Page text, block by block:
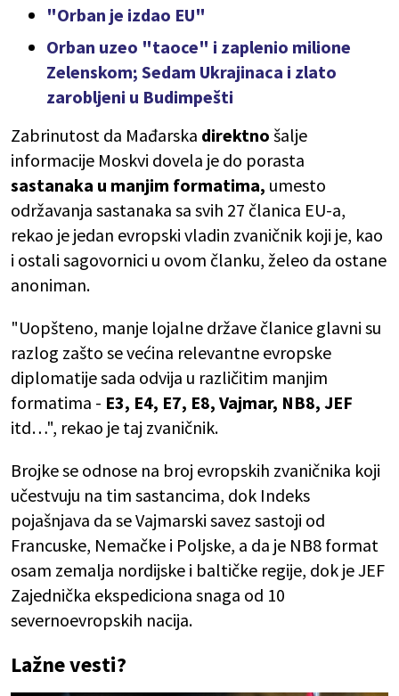
"Orban je izdao EU"
Orban uzeo "taoce" i zaplenio milione
Zelenskom; Sedam Ukrajinaca i zlato
zarobljeni u Budimpešti
Zabrinutost da Mađarska direktno šalje
informacije Moskvi dovela je do porasta
sastanaka u manjim formatima, umesto
održavanja sastanaka sa svih 27 članica EU-a,
rekao je jedan evropski vladin zvaničnik koji je, kao
i ostali sagovornici u ovom članku, želeo da ostane
anoniman.
"Uopšteno, manje lojalne države članice glavni su
razlog zašto se većina relevantne evropske
diplomatije sada odvija u različitim manjim
formatima - E3, E4, E7, E8, Vajmar, NB8, JEF
itd…", rekao je taj zvaničnik.
Brojke se odnose na broj evropskih zvaničnika koji
učestvuju na tim sastancima, dok Indeks
pojašnjava da se Vajmarski savez sastoji od
Francuske, Nemačke i Poljske, a da je NB8 format
osam zemalja nordijske i baltičke regije, dok je JEF
Zajednička ekspediciona snaga od 10
severnoevropskih nacija.
Lažne vesti?